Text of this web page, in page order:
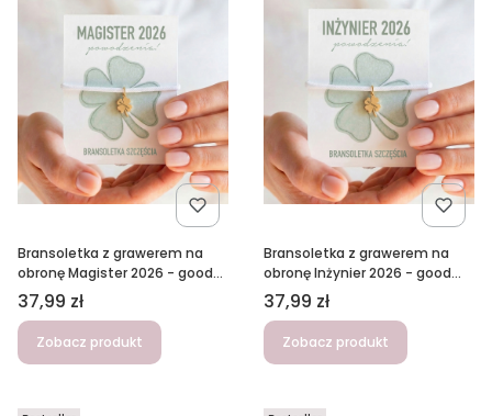
Bransoletka z grawerem na
obronę Magister 2026 - good
luck, powodzenia z kartką,
biała-złota
Cena
37,99 zł
Zobacz produkt
Bransoletka z grawerem na
obronę Inżynier 2026 - good
luck, powodzenia z kartką,
biała-złota
Cena
37,99 zł
Zobacz produkt